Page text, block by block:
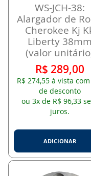
WS-JCH-38:
Alargador de
Cherokee Kj
Liberty 38mm
(valor
R$ 289,00
R$ 274,55 à vista
de desconto
ou 3x de R$ 96,33
juros.
ADICIONAR